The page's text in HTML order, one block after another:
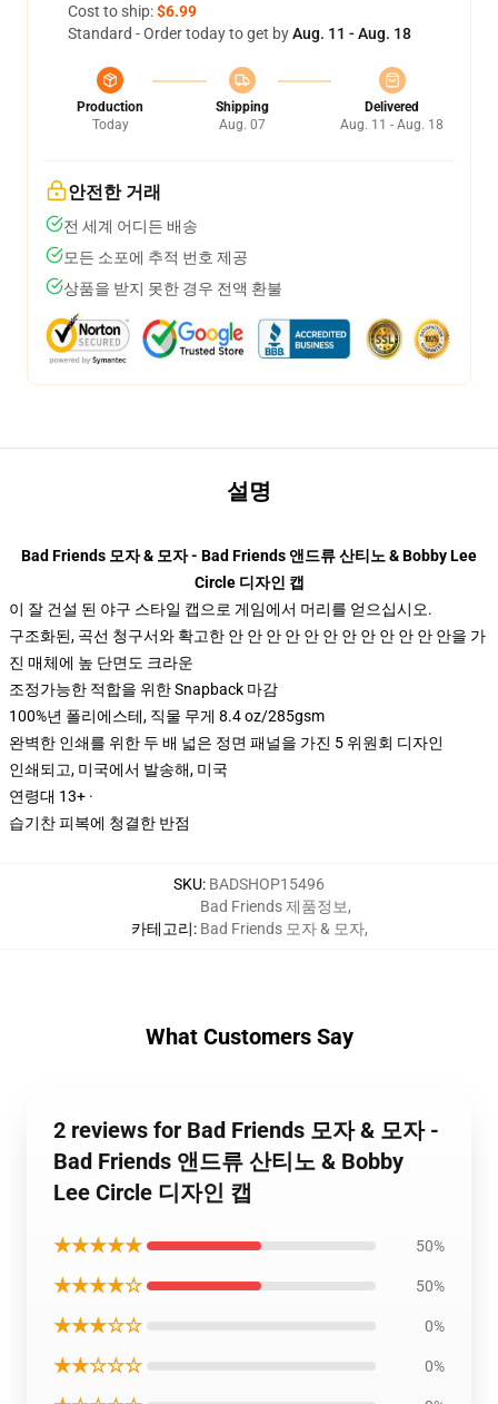
Cost to ship:$6.99
Standard - Order today to get byAug. 11 - Aug. 18
Production
Today
Shipping
Aug. 07
Delivered
Aug. 11 - Aug. 18
안전한 거래
전 세계 어디든 배송
모든 소포에 추적 번호 제공
상품을 받지 못한 경우 전액 환불
설명
Bad Friends 모자 & 모자 - Bad Friends 앤드류 산티노 & Bobby Lee
Circle 디자인 캡
이 잘 건설 된 야구 스타일 캡으로 게임에서 머리를 얻으십시오.
구조화된, 곡선 청구서와 확고한 안 안 안 안 안 안 안 안 안 안 안 안을 가
진 매체에 높 단면도 크라운
조정가능한 적합을 위한 Snapback 마감
100%년 폴리에스테, 직물 무게 8.4 oz/285gsm
완벽한 인쇄를 위한 두 배 넓은 정면 패널을 가진 5 위원회 디자인
인쇄되고, 미국에서 발송해, 미국
연령대 13+ ·
습기찬 피복에 청결한 반점
SKU: BADSHOP15496
카테고리:
Bad Friends 제품정보,
Bad Friends 모자 & 모자,
What Customers Say
2 reviews for Bad Friends 모자 & 모자 -
Bad Friends 앤드류 산티노 & Bobby
Lee Circle 디자인 캡
★★★★★ 50%
★★★★☆ 50%
★★★☆☆ 0%
★★☆☆☆ 0%